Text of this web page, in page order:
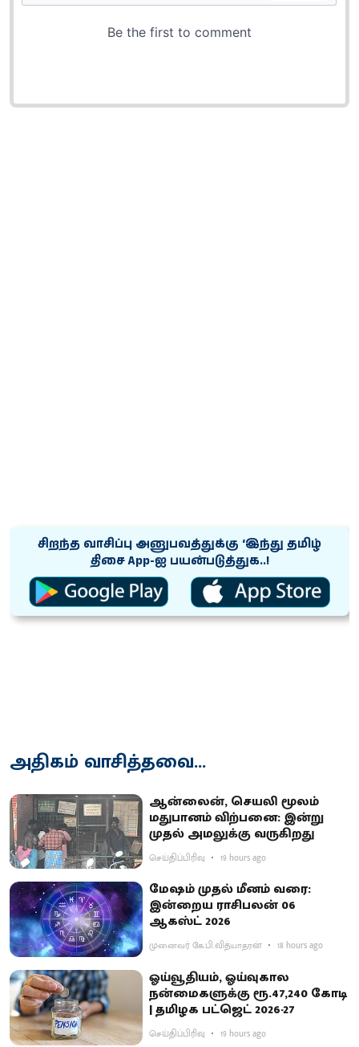
சிறந்த வாசிப்பு அனுபவத்துக்கு ‘இந்து தமிழ்
திசை App-ஐ பயன்படுத்துக..!
அதிகம் வாசித்தவை...
ஆன்லைன், செயலி மூலம்
மதுபானம் விற்பனை: இன்று
முதல் அமலுக்கு வருகிறது
செய்திப்பிரிவு 19 hours ago
மேஷம் முதல் மீனம் வரை:
இன்றைய ராசிபலன் 06
ஆகஸ்ட் 2026
முனைவர் கே.பி.வித்யாதரன் 18 hours ago
ஓய்வூதியம், ஓய்வுகால
நன்மைகளுக்கு ரூ.47,240 கோடி
| தமிழக பட்ஜெட் 2026-27
செய்திப்பிரிவு 19 hours ago